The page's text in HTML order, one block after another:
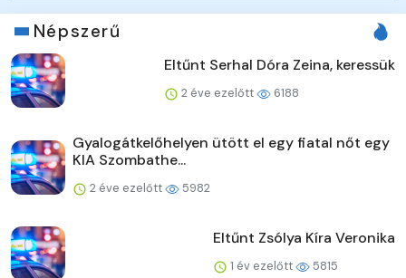
Népszerű
Eltűnt Serhal Dóra Zeina, keressük
2 éve ezelőtt 6188
Gyalogátkelőhelyen ütött el egy fiatal nőt egy
KIA Szombathe...
2 éve ezelőtt 5982
Eltűnt Zsólya Kíra Veronika
1 év ezelőtt 5815